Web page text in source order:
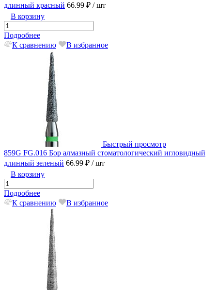
длинный красный 66.99 ₽ / шт
В корзину
Подробнее
К сравнению
В избранное
Быстрый просмотр
859G FG.016 Бор алмазный стоматологический игловидный
длинный зеленый 66.99 ₽ / шт
В корзину
Подробнее
К сравнению
В избранное